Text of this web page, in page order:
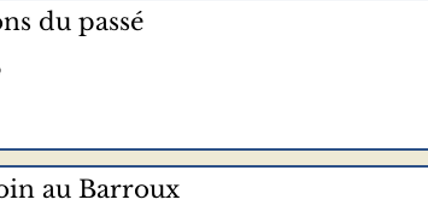
du passé
au Barroux